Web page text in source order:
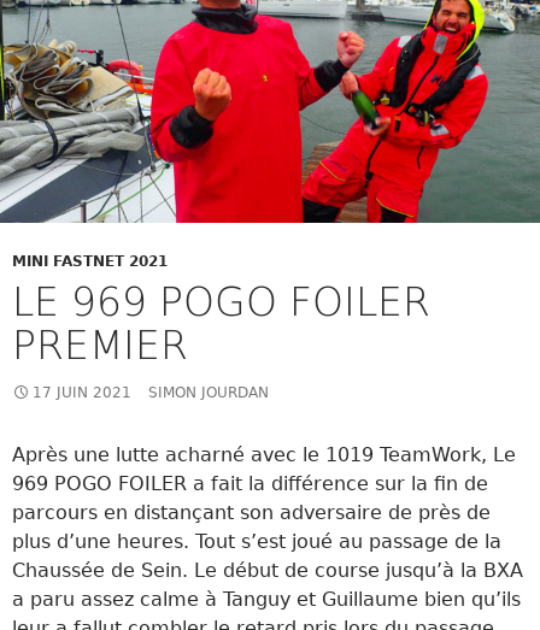
MINI FASTNET 2021
LE 969 POGO FOILER
PREMIER
17 JUIN 2021 SIMON JOURDAN
Après une lutte acharné avec le 1019 TeamWork, Le
969 POGO FOILER a fait la différence sur la fin de
parcours en distançant son adversaire de près de
plus d’une heures. Tout s’est joué au passage de la
Chaussée de Sein. Le début de course jusqu’à la BXA
a paru assez calme à Tanguy et Guillaume bien qu’ils